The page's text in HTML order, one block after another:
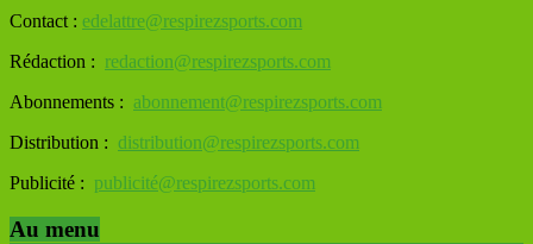
Contact : edelattre@respirezsports.com
Rédaction : redaction@respirezsports.com
Abonnements : abonnement@respirezsports.com
Distribution : distribution@respirezsports.com
Publicité : publicité@respirezsports.com
Au menu